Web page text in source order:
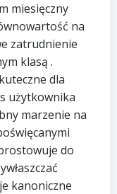
miesięczny
na
zatrudnienie
klasą .
dla
użytkownika
marzenie na
do
kanoniczne